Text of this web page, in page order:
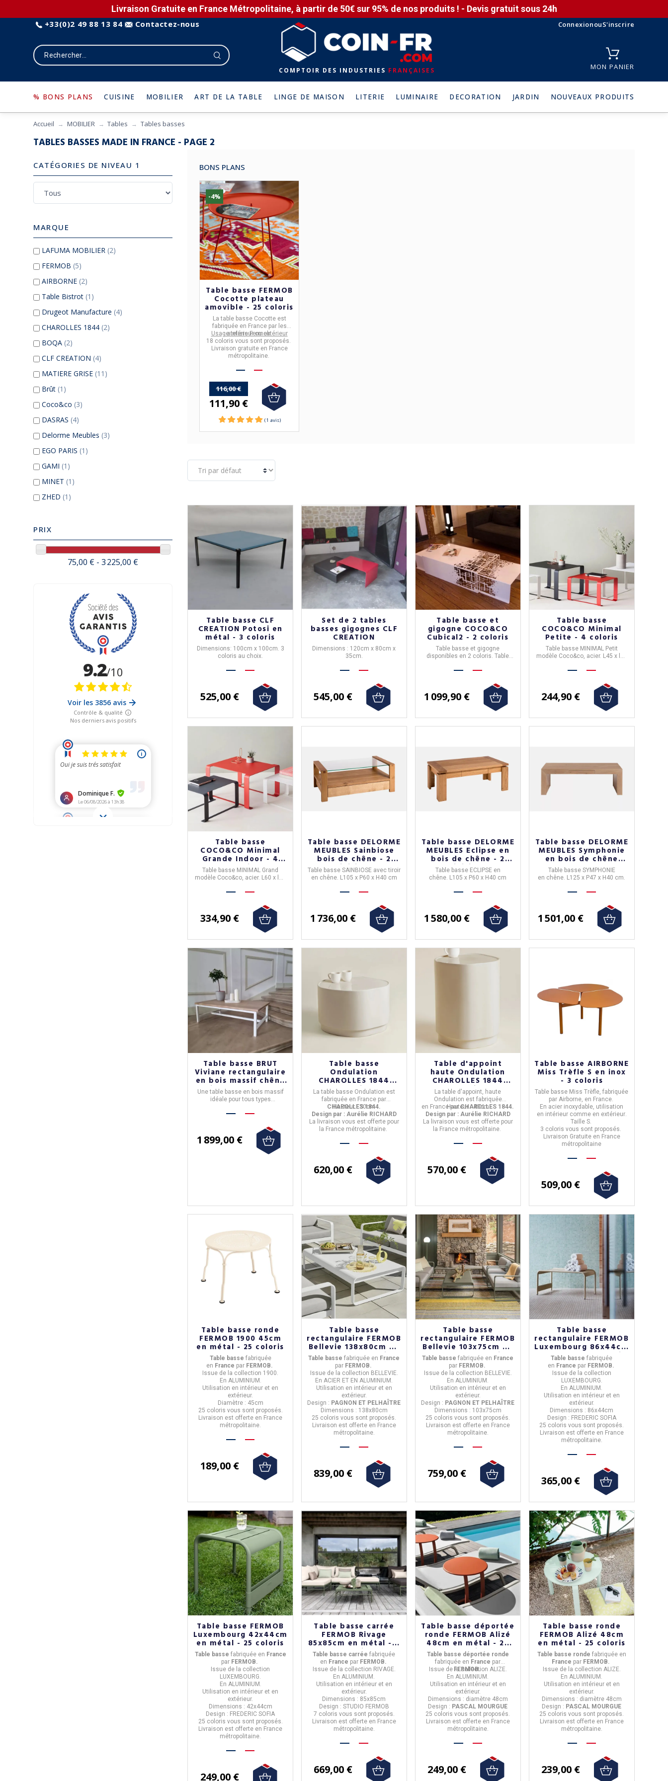
Livraison Gratuite en France Métropolitaine, à partir de 50€ sur 95% de nos produits ! - Devis gratuit sous 24h
+33(0)2 49 88 13 84 Contactez-nous ConnexionouS'inscrire
COMPTOIR DES INDUSTRIES FRANÇAISES MON PANIER
% BONS PLANS CUISINE MOBILIER ART DE LA TABLE LINGE DE MAISON LITERIE LUMINAIRE DECORATION JARDIN NOUVEAUX PRODUITS
Accueil MOBILIER Tables Tables basses
TABLES BASSES MADE IN FRANCE - PAGE 2
CATÉGORIES DE NIVEAU 1
MARQUE
LAFUMA MOBILIER (2)
FERMOB (5)
AIRBORNE (2)
Table Bistrot (1)
Drugeot Manufacture (4)
CHAROLLES 1844 (2)
BOQA (2)
CLF CREATION (4)
MATIERE GRISE (11)
Brût (1)
Coco&co (3)
DASRAS (4)
Delorme Meubles (3)
EGO PARIS (1)
GAMI (1)
MINET (1)
ZHED (1)
PRIX
75,00 € - 3 225,00 €
BONS PLANS
-4%
Table basse FERMOB
Cocotte plateau
amovible - 25 coloris
La table basse Cocotteest
fabriquée en Francepar les
ateliersFermob.
Usage intérieur ou extérieur
18 coloris vous sont proposés.
Livraison gratuite en France
métropolitaine.
116,00 €
111,90 €
Table basse CLF
CREATION Potosi en
métal - 3 coloris
Dimensions: 100cm x 100cm. 3
coloris au choix.
525,00 €
Set de 2 tables
basses gigognes CLF
CREATION
Dimensions : 120cm x 80cm x
35cm.
545,00 €
Table basse et
gigogne COCO&CO
Cubical2 - 2 coloris
Table basse et gigogne
disponibles en 2 coloris. Table
1 099,90 €
Table basse
COCO&CO Minimal
Petite - 4 coloris
Table basse MINIMALPetit
modèle Coco&co, acier. L45 x l35
244,90 €
Table basse
COCO&CO Minimal
Grande Indoor - 4
coloris
Table basse MINIMAL Grand
modèle Coco&co, acier. L60 x l50
334,90 €
Table basse DELORME
MEUBLES Sainbiose
bois de chêne - 2
finitions
Table basseSAINBIOSE avec tiroir
en chêne. L105 x P60 x H40 cm
1 736,00 €
Table basse DELORME
MEUBLES Eclipse en
bois de chêne - 2
finitions
Table basseECLIPSE en
chêne. L105 x P60 x H40 cm
1 580,00 €
Table basse DELORME
MEUBLES Symphonie
en bois de chêne
125x47x40cm - 2
finitions
Table basseSYMPHONIE
en chêne. L125 x P47 x H40 cm.
1 501,00 €
Table basse BRUT
Viviane rectangulaire
en bois massif chêne
piètement blanc
60x100cm
Une table basse en bois massif
idéale pour tous types
60x100cm
1 899,00 €
Table basse
Ondulation
CHAROLLES 1844
Dune brillant
Latable basse Ondulation est
fabriquée en France par
CHAROLLES 1844.
Hauteur : 30cm
Design par : Aurélie RICHARD
La livraison vous est offerte pour
la France métropolitaine.
620,00 €
Table d'appoint
haute Ondulation
CHAROLLES 1844
Dune brillant
Latable d'appoint, haute
Ondulation est fabriquée
en FranceparCHAROLLES 1844.
Hauteur : 40cm
Design par : Aurélie RICHARD
La livraison vous est offerte pour
la France métropolitaine.
570,00 €
Table basse AIRBORNE
Miss Trèfle S en inox
- 3 coloris
Table basse Miss Trèfle, fabriquée
par Airborne, en France.
En acier inoxydable, utilisation
en intérieurcomme en extérieur.
Taille S.
3 coloris vous sont proposés.
Livraison Gratuite en France
métropolitaine
509,00 €
Table basse ronde
FERMOB 1900 45cm
en métal - 25 coloris
Table basse fabriquée
en France par FERMOB.
Issue de la collection 1900.
En ALUMINIUM .
Utilisation en intérieur et en
extérieur.
Diamètre : 45cm
25 coloris vous sont proposés.
Livraison est offerte en France
métropolitaine.
189,00 €
Table basse
rectangulaire FERMOB
Bellevie 138x80cm en
métal - 25 coloris
Table bassefabriquée en France
par FERMOB.
Issue de la collection BELLEVIE.
EnACIER ET EN ALUMINIUM .
Utilisation en intérieur et en
extérieur.
Design : PAGNON ET PELHAÎTRE
Dimensions : 138x80cm
25 coloris vous sont proposés.
Livraison est offerte en France
métropolitaine.
839,00 €
Table basse
rectangulaire FERMOB
Bellevie 103x75cm en
métal - 25 coloris
Table bassefabriquée en France
par FERMOB.
Issue de la collection BELLEVIE.
EnALUMINIUM .
Utilisation en intérieur et en
extérieur.
Design : PAGNON ET PELHAÎTRE
Dimensions : 103x75cm
25 coloris vous sont proposés.
Livraison est offerte en France
métropolitaine.
759,00 €
Table basse
rectangulaire FERMOB
Luxembourg 86x44cm
en métal - 25 coloris
Table bassefabriquée
en France par FERMOB.
Issue de la collection
LUXEMBOURG.
EnALUMINIUM .
Utilisation en intérieur et en
extérieur.
Dimensions : 86x44cm
Design : FREDERIC SOFIA
25 coloris vous sont proposés.
Livraison est offerte en France
métropolitaine.
365,00 €
Table basse FERMOB
Luxembourg 42x44cm
en métal - 25 coloris
Table basse fabriquée en France
par FERMOB.
Issue de la collection
LUXEMBOURG.
En ALUMINIUM .
Utilisation en intérieur et en
extérieur.
Dimensions : 42x44cm
Design : FREDERIC SOFIA
25 coloris vous sont proposés.
Livraison est offerte en France
métropolitaine.
249,00 €
Table basse carrée
FERMOB Rivage
85x85cm en métal - 7
coloris
Table basse carréefabriquée
en France par FERMOB.
Issue de la collection RIVAGE.
EnALUMINIUM .
Utilisation en intérieur et en
extérieur.
Dimensions : 85x85cm
Design : STUDIO FERMOB
7 coloris vous sont proposés.
Livraison est offerte en France
métropolitaine.
669,00 €
Table basse déportée
ronde FERMOB Alizé
48cm en métal - 25
coloris
Table basse déportée ronde
fabriquée en France par
FERMOB.
Issue de lacollection ALIZE.
EnALUMINIUM .
Utilisation en intérieur et en
extérieur.
Dimensions : diamètre 48cm
Design : PASCAL MOURGUE
25 coloris vous sont proposés.
Livraison est offerte en France
métropolitaine.
249,00 €
Table basse ronde
FERMOB Alizé 48cm
en métal - 25 coloris
Table basse ronde fabriquée en
France par FERMOB.
Issue de la collection ALIZE.
EnALUMINIUM .
Utilisation en intérieur et en
extérieur.
Dimensions : diamètre 48cm
Design : PASCAL MOURGUE
25 coloris vous sont proposés.
Livraison est offerte en France
métropolitaine.
239,00 €